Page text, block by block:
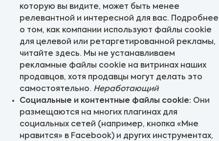
которую вы видите, может быть менее
релевантной и интересной для вас. Подробнее
о том, как компании используют файлы cookie
для целевой или ретаргетированной рекламы,
читайте здесь. Мы не устанавливаем
рекламные файлы cookie на витринах наших
продавцов, хотя продавцы могут делать это
самостоятельно. Неработающий
Социальные и контентные файлы cookie: Они
размещаются на многих плагинах для
социальных сетей (например, кнопка «Мне
нравится» в Facebook) и других инструментах,